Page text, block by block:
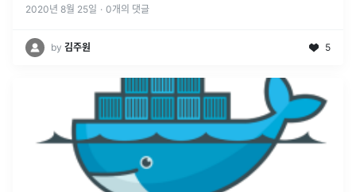
...
2020년 8월 25일 · 0개의 댓글
by 김주원 5